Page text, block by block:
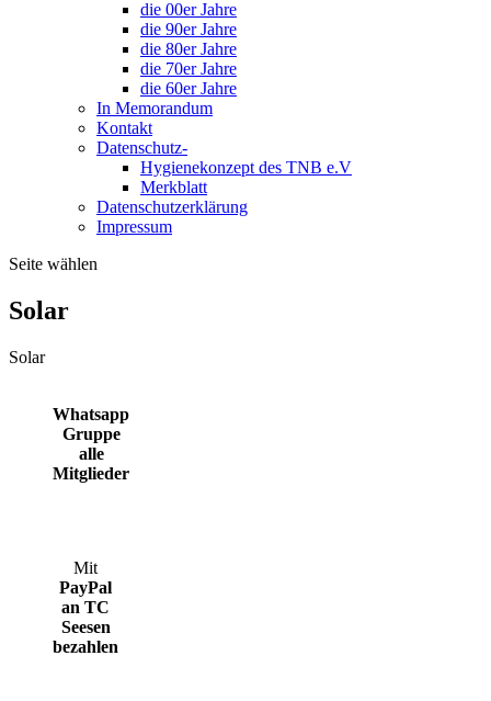
die 00er Jahre
die 90er Jahre
die 80er Jahre
die 70er Jahre
die 60er Jahre
In Memorandum
Kontakt
Datenschutz-
Hygienekonzept des TNB e.V
Merkblatt
Datenschutzerklärung
Impressum
Seite wählen
Solar
Solar
Whatsapp
Gruppe
alle
Mitglieder
Mit
PayPal
an TC
Seesen
bezahlen